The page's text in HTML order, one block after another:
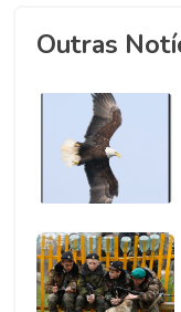
Outras